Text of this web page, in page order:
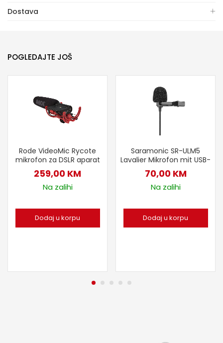
Dostava
POGLEDAJTE JOŠ
Rode VideoMic Rycote
mikrofon za DSLR aparat
259,00 KM
Na zalihi
Dodaj u korpu
Saramonic SR-ULM5
Lavalier Mikrofon mit USB-
70,00 KM
Na zalihi
Dodaj u korpu